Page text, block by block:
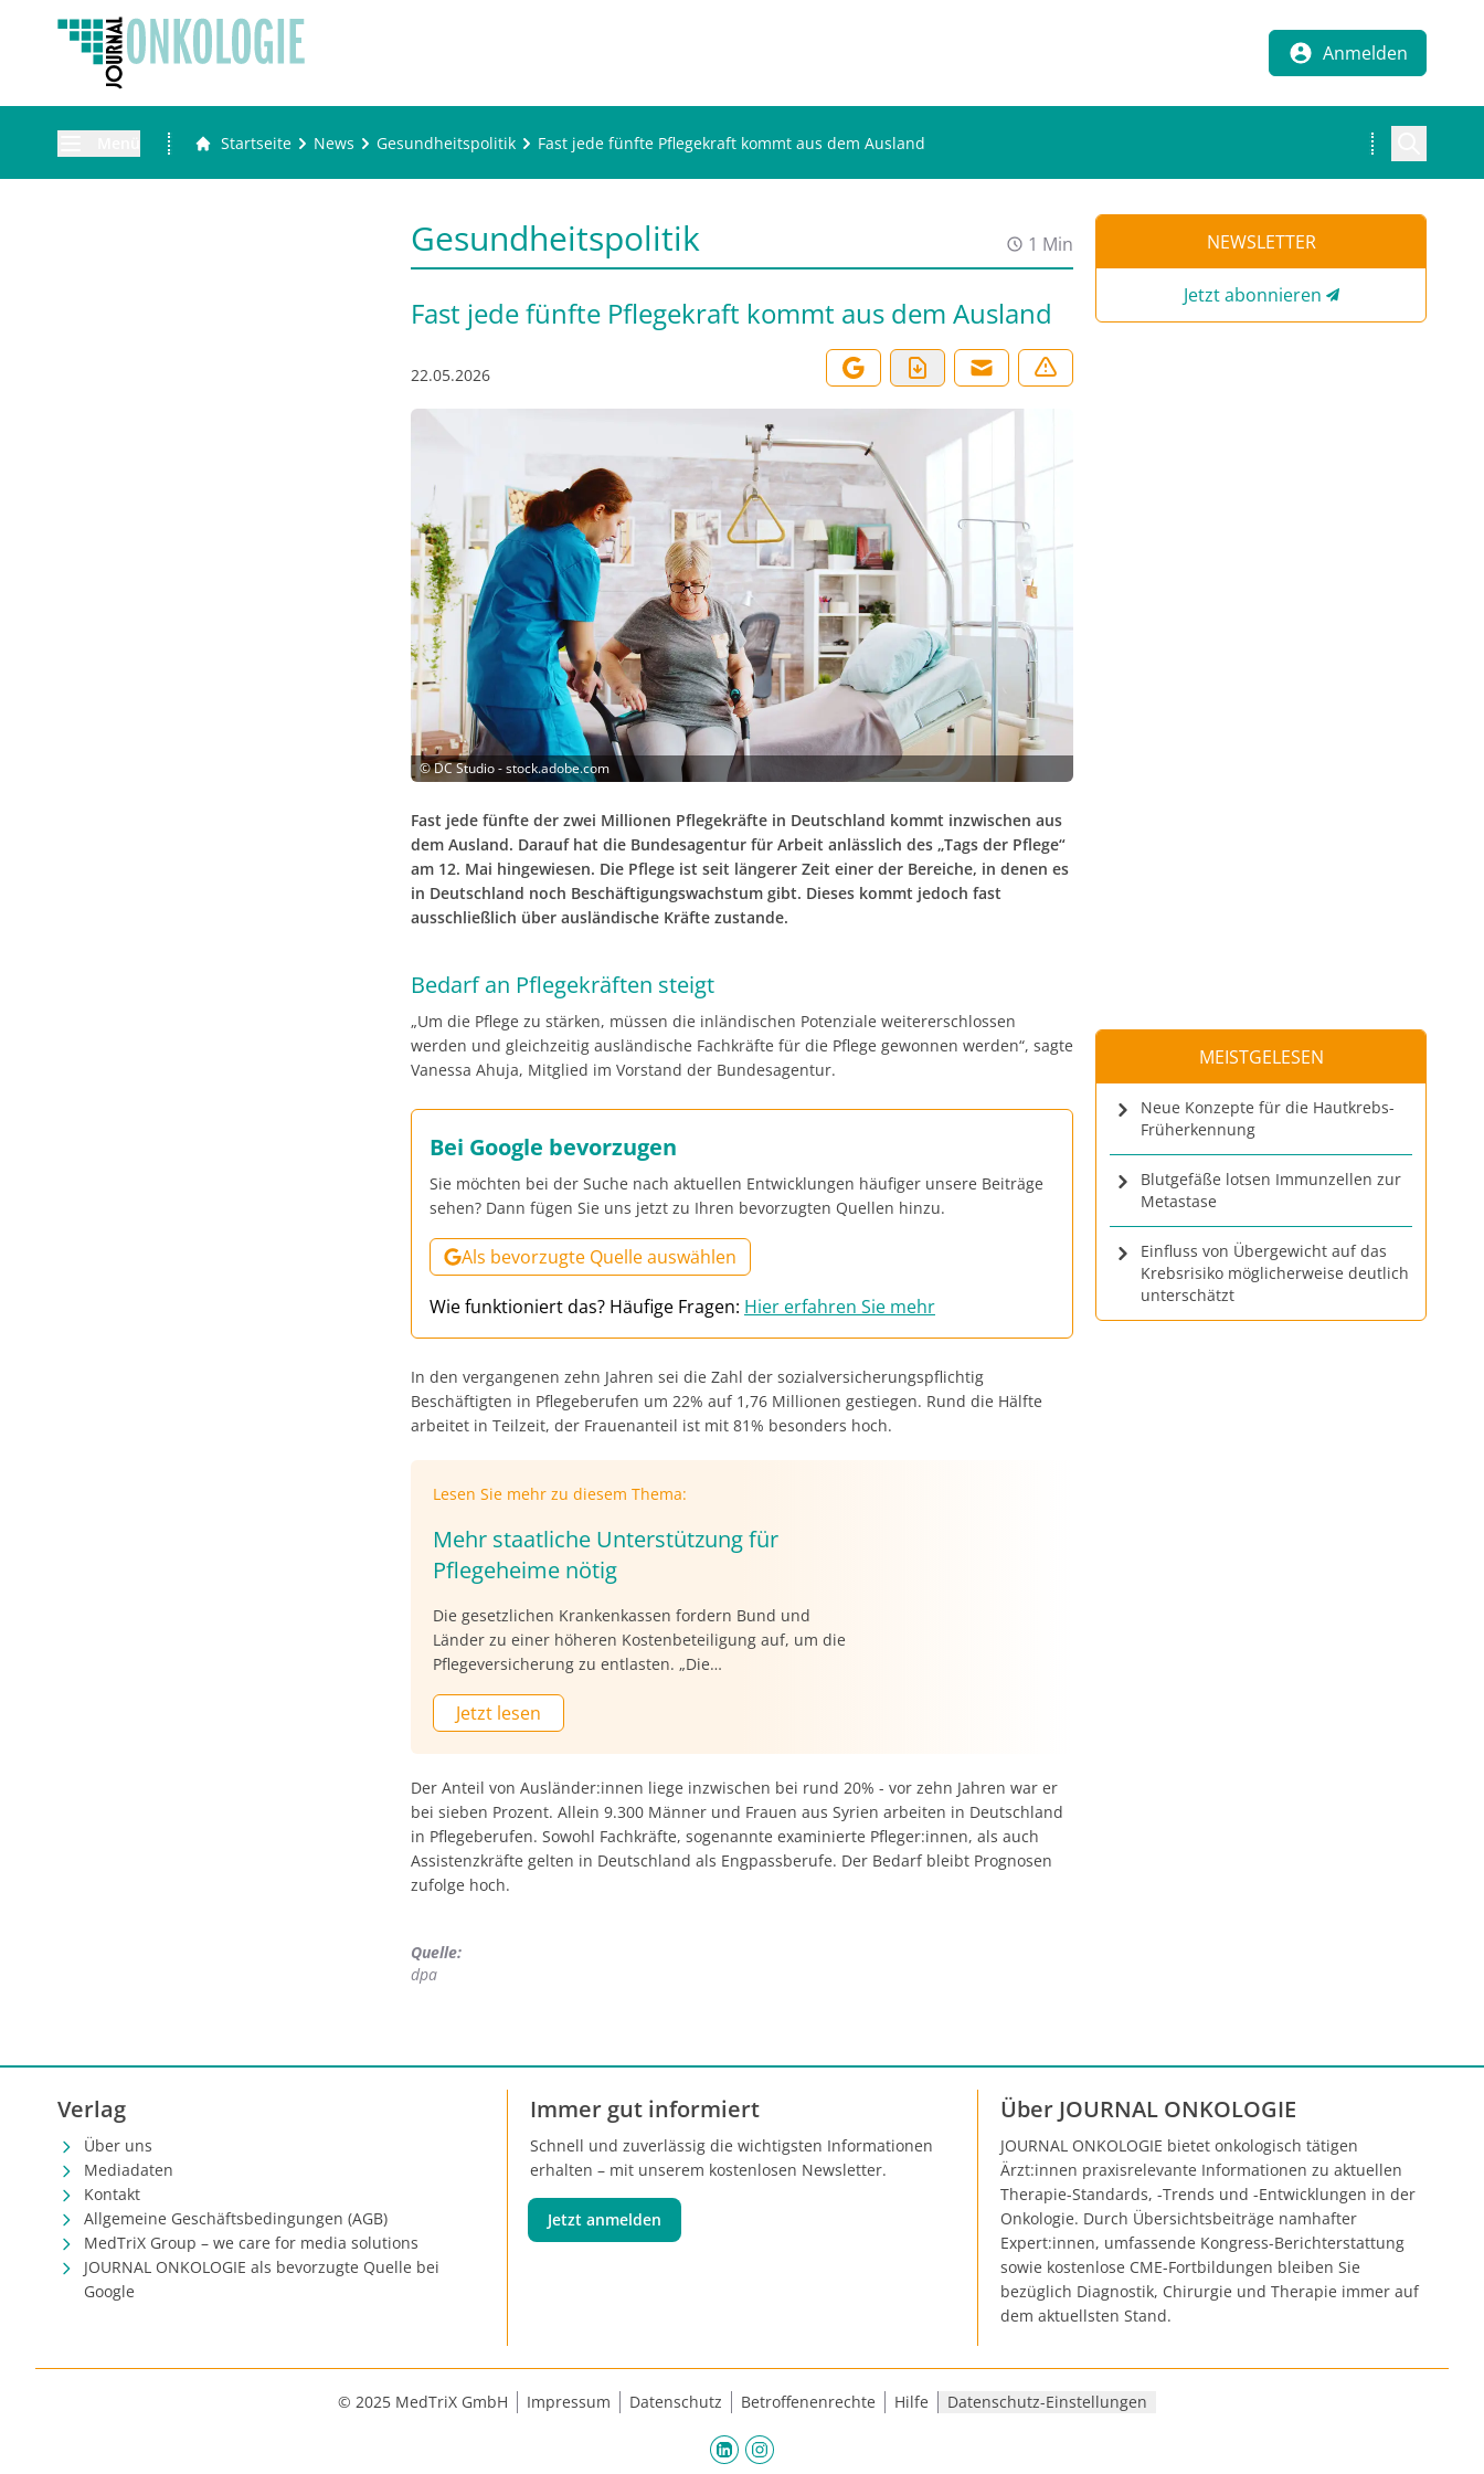
Anmelden
Startseite News Gesundheitspolitik Fast jede fünfte Pflegekraft kommt aus dem Ausland
Gesundheitspolitik 1 Min
Fast jede fünfte Pflegekraft kommt aus dem Ausland
22.05.2026
©DC Studio - stock.adobe.com
Fast jede fünfte der zwei Millionen Pflegekräfte in Deutschland kommt inzwischen aus
dem Ausland. Darauf hat die Bundesagentur für Arbeit anlässlich des „Tags der Pflege“
am 12. Mai hingewiesen. Die Pflege ist seit längerer Zeit einer der Bereiche, in denen es
in Deutschland noch Beschäftigungswachstum gibt. Dieses kommt jedoch fast
ausschließlich über ausländische Kräfte zustande.
Bedarf an Pflegekräften steigt
„Um die Pflege zu stärken, müssen die inländischen Potenziale weitererschlossen
werden und gleichzeitig ausländische Fachkräfte für die Pflege gewonnen werden“, sagte
Vanessa Ahuja, Mitglied im Vorstand der Bundesagentur.
Bei Google bevorzugen
Sie möchten bei der Suche nach aktuellen Entwicklungen häufiger unsere Beiträge
sehen? Dann fügen Sie uns jetzt zu Ihren bevorzugten Quellen hinzu.
Als bevorzugte Quelle auswählen
Wie funktioniert das? Häufige Fragen: Hier erfahren Sie mehr
In den vergangenen zehn Jahren sei die Zahl der sozialversicherungspflichtig
Beschäftigten in Pflegeberufen um 22% auf 1,76 Millionen gestiegen. Rund die Hälfte
arbeitet in Teilzeit, der Frauenanteil ist mit 81% besonders hoch.
Lesen Sie mehr zu diesem Thema:
Mehr staatliche Unterstützung für
Pflegeheime nötig
Die gesetzlichen Krankenkassen fordern Bund und
Länder zu einer höheren Kostenbeteiligung auf, um die
Pflegeversicherung zu entlasten. „Die
Bewährungsprobe seit ihrer Einführung vor 31 Jahren“,
sagte der Vorsitzende des GKV-Spitzenverbandes, Oliver
Bundesländer davor, die Investitionskosten in den
Pflegeheimen zu übernehmen. Würden sie hier ihre
Aufgabe wahrnehmen, könnten alle
Pflegeheimbewohner:innen sofort um durchschnittlich
rund 500 Euro pro Monat entlastet werden“, sagte er.
Jetzt lesen
Der Anteil von Ausländer:innen liege inzwischen bei rund 20% - vor zehn Jahren war er
bei sieben Prozent. Allein 9.300 Männer und Frauen aus Syrien arbeiten in Deutschland
in Pflegeberufen. Sowohl Fachkräfte, sogenannte examinierte Pfleger:innen, als auch
Assistenzkräfte gelten in Deutschland als Engpassberufe. Der Bedarf bleibt Prognosen
zufolge hoch.
Quelle:
dpa
NEWSLETTER
Jetzt abonnieren
MEISTGELESEN
Neue Konzepte für die Hautkrebs-
Früherkennung
Blutgefäße lotsen Immunzellen zur
Metastase
Einfluss von Übergewicht auf das
Krebsrisiko möglicherweise deutlich
unterschätzt
Verlag
Über uns
Mediadaten
Kontakt
Allgemeine Geschäftsbedingungen (AGB)
MedTriX Group – we care for media solutions
JOURNAL ONKOLOGIE als bevorzugte Quelle bei
Google
Immer gut informiert
Schnell und zuverlässig die wichtigsten Informationen
erhalten – mit unserem kostenlosen Newsletter.
Jetzt anmelden
Über JOURNAL ONKOLOGIE
JOURNAL ONKOLOGIE bietet onkologisch tätigen
Ärzt:innen praxisrelevante Informationen zu aktuellen
Therapie-Standards, -Trends und -Entwicklungen in der
Onkologie. Durch Übersichtsbeiträge namhafter
Expert:innen, umfassende Kongress-Berichterstattung
sowie kostenlose CME-Fortbildungen bleiben Sie
bezüglich Diagnostik, Chirurgie und Therapie immer auf
dem aktuellsten Stand.
© 2025 MedTriX GmbH Impressum Datenschutz Betroffenenrechte Hilfe Datenschutz-Einstellungen